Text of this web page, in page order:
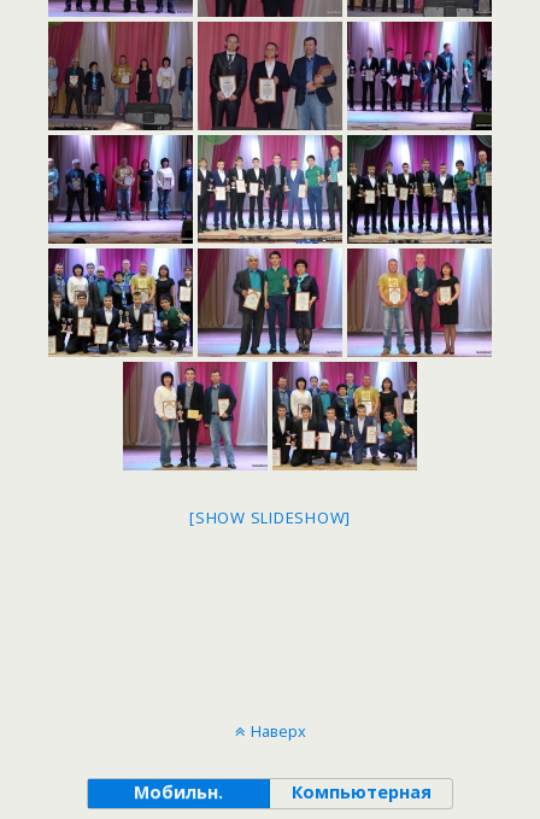
[SHOW SLIDESHOW]
Наверх
Мобильн. Компьютерная